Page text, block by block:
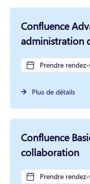
Confluence
administration
Prendre
Plus de détails
Confluence
collaboration
Prendre